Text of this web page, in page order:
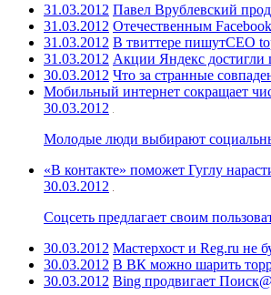
31.03.2012 Павел Врублевский
31.03.2012 Отечественным
31.03.2012 В твиттере пишутСEO
31.03.2012 Акции Яндекс достигли
30.03.2012 Что за странные
Мобильный интернет сокращает
30.03.2012
Молодые люди выбирают
«В контакте» поможет Гуглу
30.03.2012
Соцсеть предлагает своим
30.03.2012 Мастерхост и Reg.ru не
30.03.2012 В ВК можно шарить
30.03.2012 Bing продвигает